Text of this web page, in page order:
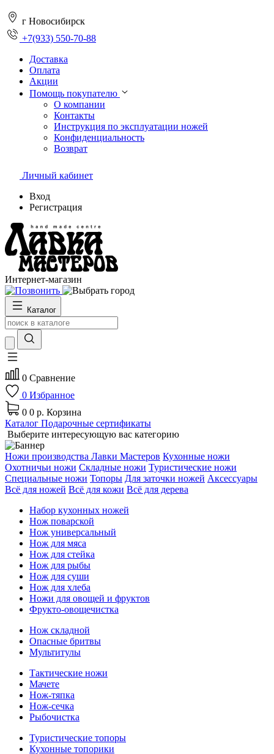
г Новосибирск
+7(933) 550-70-88
Доставка
Оплата
Акции
Помощь покупателю
О компании
Контакты
Инструкция по эксплуатации ножей
Конфиденциальность
Возврат
Личный кабинет
Вход
Регистрация
Интернет-магазин
Каталог
0 Сравнение
0 Избранное
0 0 р. Корзина
Каталог Подарочные сертификаты
Выберите интересующую вас категорию
Ножи производства Лавки Мастеров Кухонные ножи
Охотничьи ножи Складные ножи Туристические ножи
Специальные ножи Топоры Для заточки ножей Аксессуары
Всё для ножей Всё для кожи Всё для дерева
Набор кухонных ножей
Нож поварской
Нож универсальный
Нож для мяса
Нож для стейка
Нож для рыбы
Нож для суши
Нож для хлеба
Ножи для овощей и фруктов
Фрукто-овощечистка
Нож складной
Опасные бритвы
Мультитулы
Тактические ножи
Мачете
Нож-тяпка
Нож-сечка
Рыбочистка
Туристические топоры
Кухонные топорики